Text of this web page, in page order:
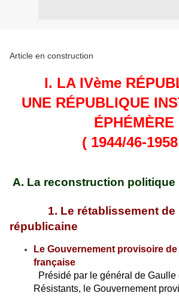
Article en construction
I. LA IVème
UNE RÉPUBLIQUE
ÉPHÉMÈRE
( 1944/46-
A. La reconstruction politique
1. Le rétablissement de
républicaine
Le Gouvernement provisoire
française
Présidé par le général de Gaulle
Résistants, le Gouvernement